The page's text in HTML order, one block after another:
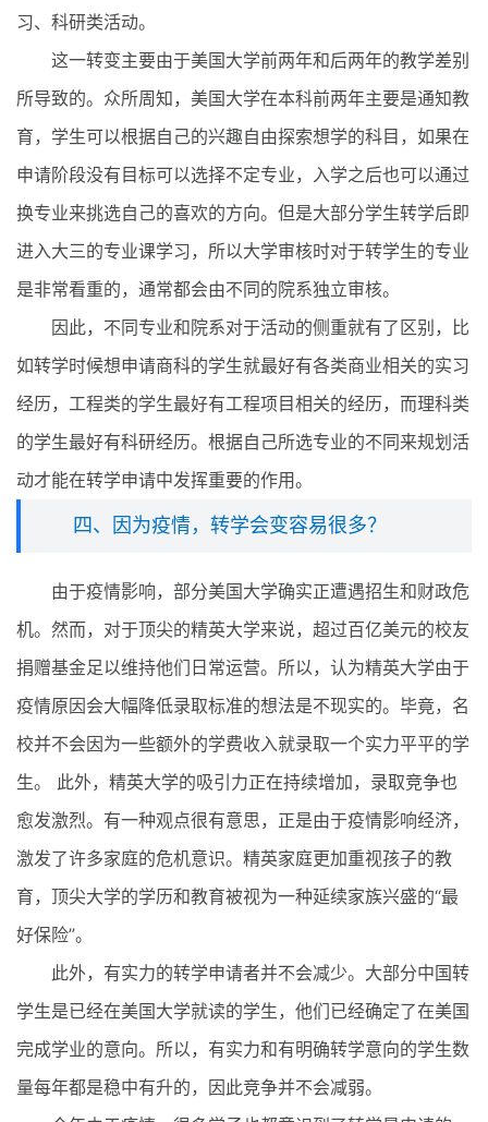
习、科研类活动。
这一转变主要由于美国大学前两年和后两年的教学差别
所导致的。众所周知，美国大学在本科前两年主要是通知教
育，学生可以根据自己的兴趣自由探索想学的科目，如果在
申请阶段没有目标可以选择不定专业，入学之后也可以通过
换专业来挑选自己的喜欢的方向。但是大部分学生转学后即
进入大三的专业课学习，所以大学审核时对于转学生的专业
是非常看重的，通常都会由不同的院系独立审核。
因此，不同专业和院系对于活动的侧重就有了区别，比
如转学时候想申请商科的学生就最好有各类商业相关的实习
经历，工程类的学生最好有工程项目相关的经历，而理科类
的学生最好有科研经历。根据自己所选专业的不同来规划活
动才能在转学申请中发挥重要的作用。
四、因为疫情，转学会变容易很多？
由于疫情影响，部分美国大学确实正遭遇招生和财政危
机。然而，对于顶尖的精英大学来说，超过百亿美元的校友
捐赠基金足以维持他们日常运营。所以，认为精英大学由于
疫情原因会大幅降低录取标准的想法是不现实的。毕竟，名
校并不会因为一些额外的学费收入就录取一个实力平平的学
生。 此外，精英大学的吸引力正在持续增加，录取竞争也
愈发激烈。有一种观点很有意思，正是由于疫情影响经济，
激发了许多家庭的危机意识。精英家庭更加重视孩子的教
育，顶尖大学的学历和教育被视为一种延续家族兴盛的“最
好保险”。
此外，有实力的转学申请者并不会减少。大部分中国转
学生是已经在美国大学就读的学生，他们已经确定了在美国
完成学业的意向。所以，有实力和有明确转学意向的学生数
量每年都是稳中有升的，因此竞争并不会减弱。